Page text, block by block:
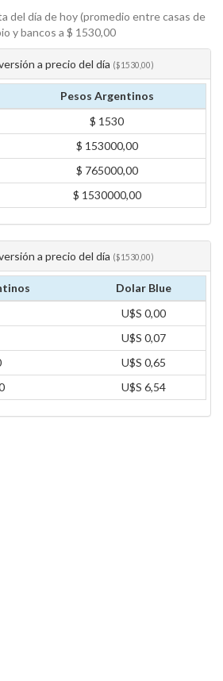
del día de hoy (promedio entre casas de
y bancos a $ 1530,00
a precio del día ($1530,00)
Pesos Argentinos
$ 1530
$ 153000,00
$ 765000,00
$ 1530000,00
a precio del día ($1530,00)
Dolar Blue
U$S 0,00
U$S 0,07
U$S 0,65
U$S 6,54